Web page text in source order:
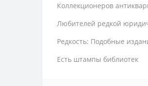
Коллекционеров
Любителей редкой
Редкость: Подобные
Есть штампы библиотек